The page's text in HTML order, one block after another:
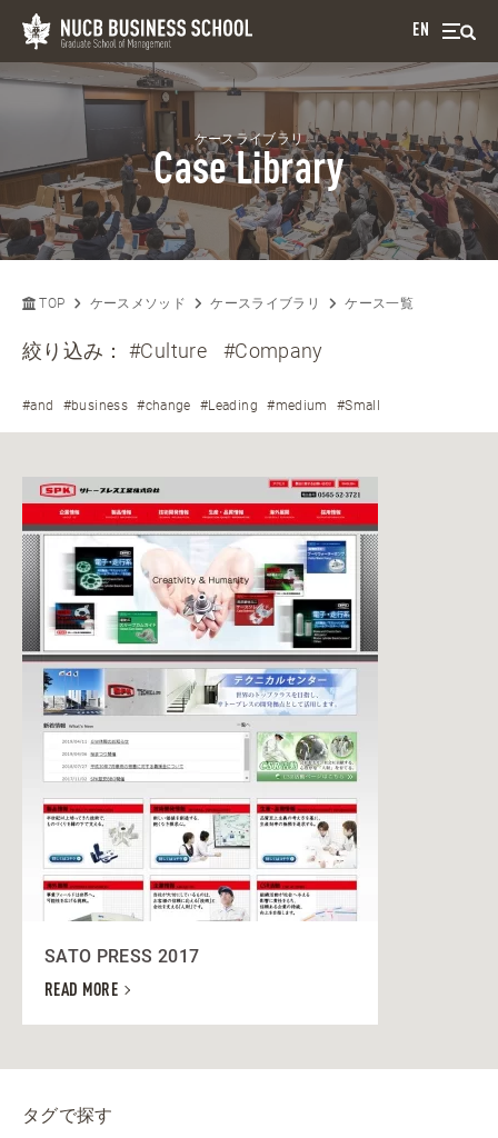
EN
ケースライブラリ
Case Library
TOP ケースメソッド ケースライブラリ ケース一覧
絞り込み：#Culture #Company
#and #business #change #Leading #medium #Small
SATO PRESS 2017
READ MORE
タグで探す